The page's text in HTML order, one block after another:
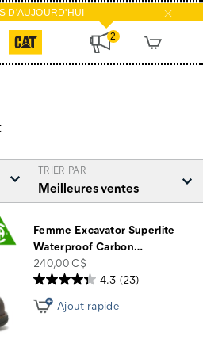
D'AUJOURD'HUI
2
TRIER PAR
Femme Excavator Superlite
Waterproof Carbon…
price
240,00 C$
4.3 (23)
Ajout rapide